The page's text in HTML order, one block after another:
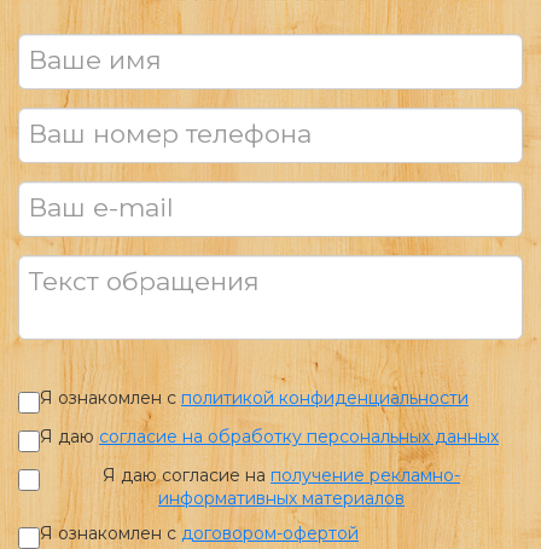
Ваше имя
Ваш номер телефона
Ваш e-mail
Текст обращения
Я ознакомлен сполитикой конфиденциальности
Я даюсогласие на обработку персональных данных
Я даю согласие на получение рекламно-
информативных материалов
Я ознакомлен с договором-офертой